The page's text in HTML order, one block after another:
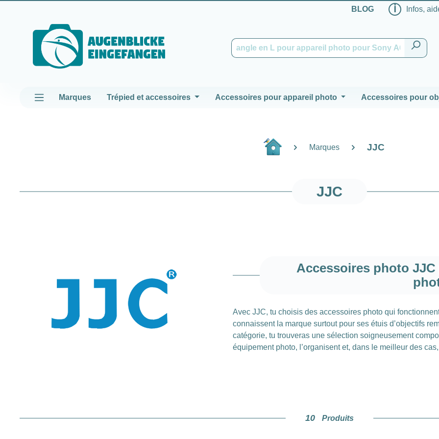
BLOG ℹ Infos,
Marques Trépied et accessoires Accessoires pour appareil photo Accessoires pour
Marques JJC
JJC
Accessoires photo
Avec JJC, tu choisis des accessoires photo qui
connaissent la marque surtout pour ses étuis d’objectifs
catégorie, tu trouveras une sélection soigneusement
équipement photo, l’organisent et, dans le meilleur des
pas simplement jeter leurs objectifs en vrac dans le sac à
10 Produits